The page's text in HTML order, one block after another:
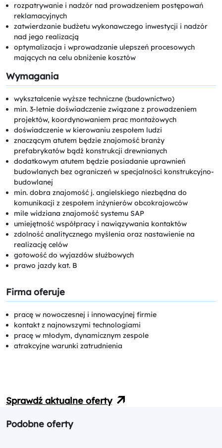
rozpatrywanie i nadzór nad prowadzeniem postępowań
reklamacyjnych
zatwierdzanie budżetu wykonawczego inwestycji i nadzór
nad jego realizacją
optymalizacja i wprowadzanie ulepszeń procesowych
mających na celu obniżenie kosztów
Wymagania
wykształcenie wyższe techniczne (budownictwo)
min. 3-letnie doświadczenie związane z prowadzeniem
projektów, koordynowaniem prac montażowych
doświadczenie w kierowaniu zespołem ludzi
znaczącym atutem będzie znajomość branży
prefabrykatów bądź konstrukcji drewnianych
dodatkowym atutem będzie posiadanie uprawnień
budowlanych bez ograniczeń w specjalności konstrukcyjno-
budowlanej
min. dobra znajomość j. angielskiego niezbędna do
komunikacji z zespołem inżynierów obcokrajowców
mile widziana znajomość systemu SAP
umiejętność współpracy i nawiązywania kontaktów
zdolność analitycznego myślenia oraz nastawienie na
realizację celów
gotowość do wyjazdów służbowych
prawo jazdy kat. B
Firma oferuje
pracę w nowoczesnej i innowacyjnej firmie
kontakt z najnowszymi technologiami
pracę w młodym, dynamicznym zespole
atrakcyjne warunki zatrudnienia
Sprawdź aktualne oferty
Podobne oferty